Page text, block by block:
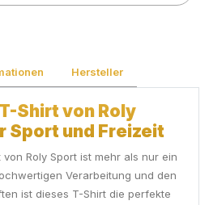
Hersteller
Shirt von Roly
Sport und Freizeit
von Roly Sport ist mehr als nur ein
Verarbeitung und den
ist dieses T-Shirt die perfekte